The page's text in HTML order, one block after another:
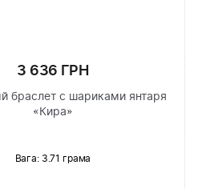
3 636 ГРН
браслет с шариками янтаря
«Кира»
Вага: 3.71 грама